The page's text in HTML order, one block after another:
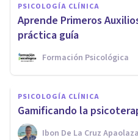
PSICOLOGÍA CLÍNICA
Aprende Primeros
práctica guía
Formación Psicológica
PSICOLOGÍA CLÍNICA
Gamificando la
Ibon De La Cruz Apaolaza
PSICOLOGÍA CLÍNICA
Necesito
elige a tu
con él